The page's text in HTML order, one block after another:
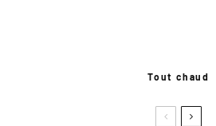
Tout chaud